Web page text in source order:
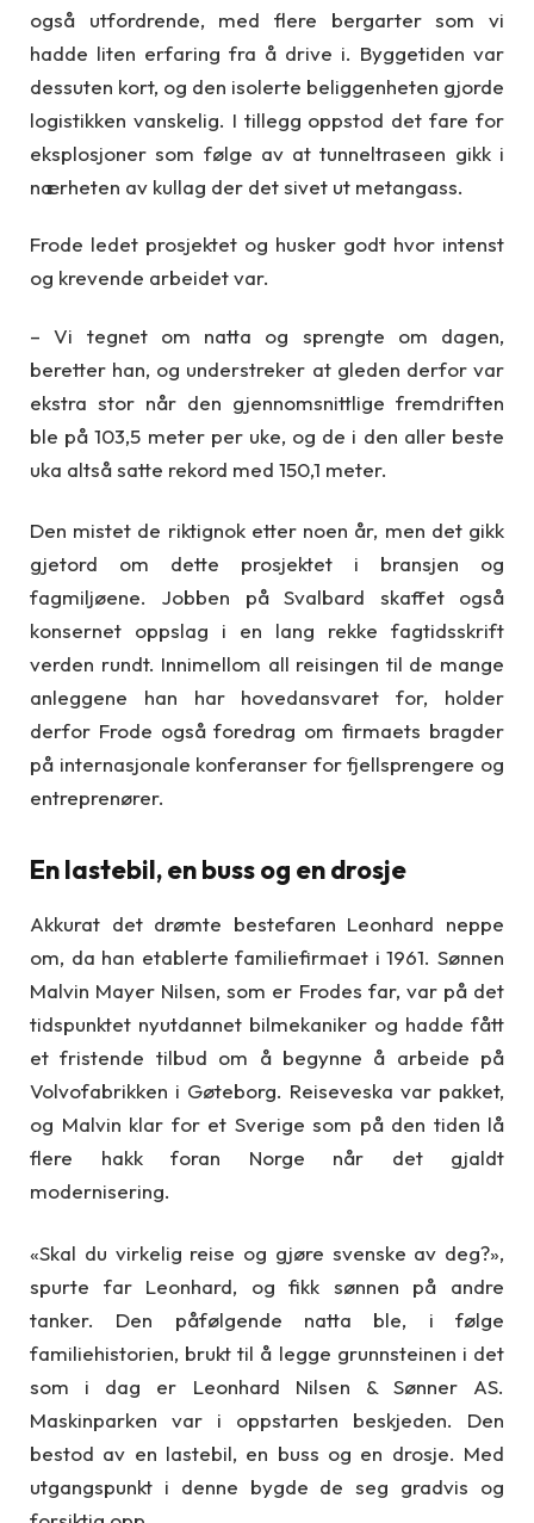
også utfordrende, med flere bergarter som vi
hadde liten erfaring fra å drive i. Byggetiden var
dessuten kort, og den isolerte beliggenheten gjorde
logistikken vanskelig. I tillegg oppstod det fare for
eksplosjoner som følge av at tunneltraseen gikk i
nærheten av kullag der det sivet ut metangass.
Frode ledet prosjektet og husker godt hvor intenst
og krevende arbeidet var.
– Vi tegnet om natta og sprengte om dagen,
beretter han, og understreker at gleden derfor var
ekstra stor når den gjennomsnittlige fremdriften
ble på 103,5 meter per uke, og de i den aller beste
uka altså satte rekord med 150,1 meter.
Den mistet de riktignok etter noen år, men det gikk
gjetord om dette prosjektet i bransjen og
fagmiljøene. Jobben på Svalbard skaffet også
konsernet oppslag i en lang rekke fagtidsskrift
verden rundt. Innimellom all reisingen til de mange
anleggene han har hovedansvaret for, holder
derfor Frode også foredrag om firmaets bragder
på internasjonale konferanser for fjellsprengere og
entreprenører.
En lastebil, en buss og en drosje
Akkurat det drømte bestefaren Leonhard neppe
om, da han etablerte familiefirmaet i 1961. Sønnen
Malvin Mayer Nilsen, som er Frodes far, var på det
tidspunktet nyutdannet bilmekaniker og hadde fått
et fristende tilbud om å begynne å arbeide på
Volvofabrikken i Gøteborg. Reiseveska var pakket,
og Malvin klar for et Sverige som på den tiden lå
flere hakk foran Norge når det gjaldt
modernisering.
«Skal du virkelig reise og gjøre svenske av deg?»,
spurte far Leonhard, og fikk sønnen på andre
tanker. Den påfølgende natta ble, i følge
familiehistorien, brukt til å legge grunnsteinen i det
som i dag er Leonhard Nilsen & Sønner AS.
Maskinparken var i oppstarten beskjeden. Den
bestod av en lastebil, en buss og en drosje. Med
utgangspunkt i denne bygde de seg gradvis og